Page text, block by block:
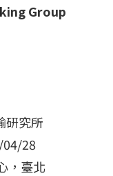
Group
研究所
04/28
，臺北